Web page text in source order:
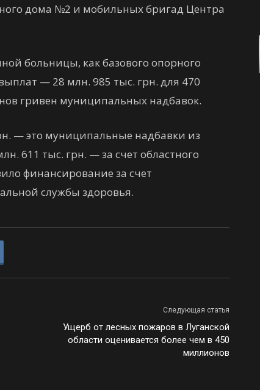
дома №2 и мобильных бригад Центра
больницы, как базового опорного
— 28 млн. 985 тыс. грн. для 470
гривен муниципальных надбавок.
— это муниципальные надбавки из
611 тыс. грн. — за счет областного
финансирование за счет
службы здоровья.
Следующая статья
Ущерб от лесных пожаров в Луганской
области оценивается более чем в 450
миллионов